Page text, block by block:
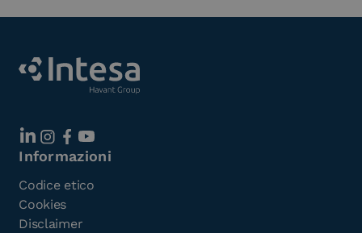
Informazioni
Codice etico
Cookies
Disclaimer